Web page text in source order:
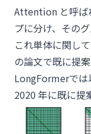
Attention と呼ば
プに分け、その
これ単体に関し
の論文で既に提
LongFormerで
2020 年に既に提